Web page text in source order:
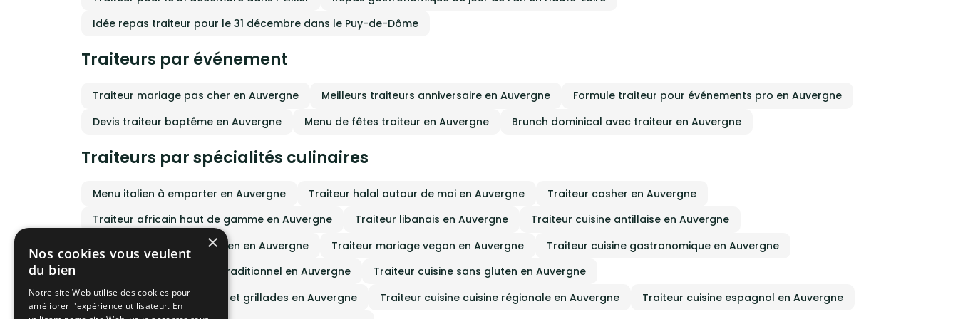
la France.Les menus sont personnalissées
et renouvelés régulièrement. Merci de nous
emmène en terre limousine, loin de la ville
vivre, là où l'on retrouve l'harmonie avec la
nature...
Idée repas traiteur pour le 31 décembre dans le Puy-de-Dôme
Traiteurs par événement
Traiteur mariage pas cher en Auvergne Meilleurs traiteurs anniversaire en Auvergne
Formule traiteur pour événements pro en Auvergne
Devis traiteur baptême en Auvergne
Menu de fêtes traiteur en Auvergne Brunch dominical avec traiteur en Auvergne
Traiteurs par spécialités culinaires
Menu italien à emporter en Auvergne Traiteur halal autour de moi en Auvergne
Traiteur casher en Auvergne
Traiteur africain haut de gamme en Auvergne
Traiteur libanais en Auvergne
Traiteur cuisine antillaise en Auvergne
Traiteur mariage vegetarien en Auvergne
Traiteur mariage vegan en Auvergne
Traiteur cuisine gastronomique en Auvergne
Traiteur cuisine français traditionnel en Auvergne
Traiteur cuisine sans gluten en Auvergne
Traiteur cuisine barbecue et grillades en Auvergne
Traiteur cuisine cuisine régionale en Auvergne
Traiteur cuisine espagnol en Auvergne
×
Nos cookies vous veulent
du bien
Notre site Web utilise des cookies pour
améliorer l'expérience utilisateur. En